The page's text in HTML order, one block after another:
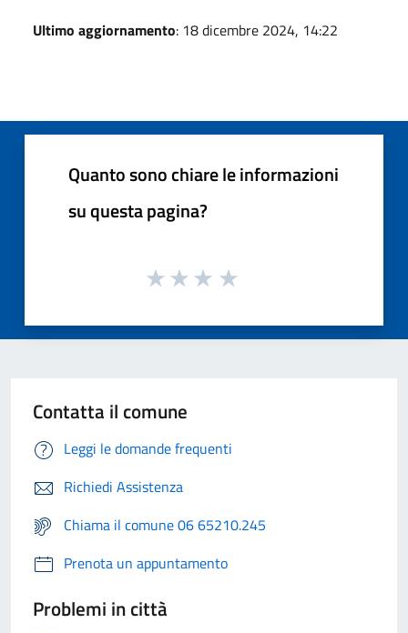
Ultimo aggiornamento: 18 dicembre 2024, 14:22
Quanto sono chiare le informazioni
su questa pagina?
Contatta il comune
Leggi le domande frequenti
Richiedi Assistenza
Chiama il comune 06 65210.245
Prenota un appuntamento
Problemi in città